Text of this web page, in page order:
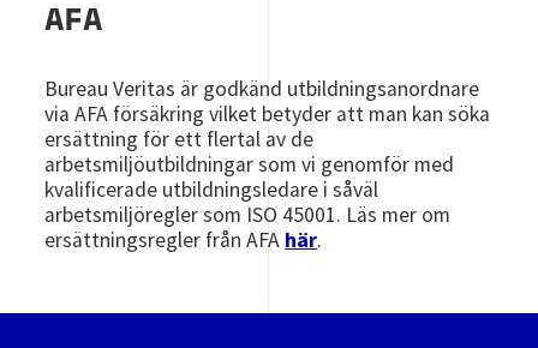
AFA
Bureau Veritas är godkänd utbildningsanordnare
via AFA försäkring vilket betyder att man kan söka
ersättning för ett flertal av de
arbetsmiljöutbildningar som vi genomför med
kvalificerade utbildningsledare i såväl
arbetsmiljöregler som ISO 45001. Läs mer om
ersättningsregler från AFA här.